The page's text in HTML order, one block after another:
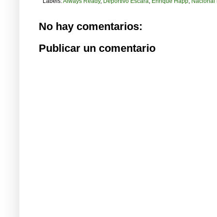
No hay comentarios:
Publicar un comentario